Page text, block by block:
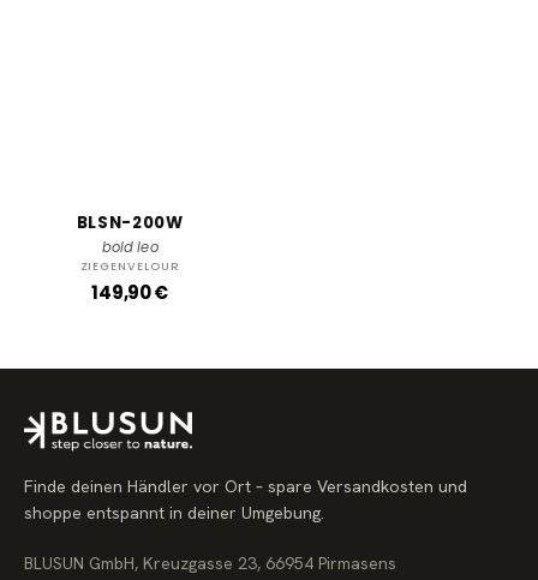
BLSN-200W
bold leo
ZIEGENVELOUR
R
l
e
r
P
e
i
s
149,90 €
Finde deinen Händler vor Ort – spare Versandkosten und
shoppe entspannt in deiner Umgebung.
BLUSUN GmbH, Kreuzgasse 23, 66954 Pirmasens